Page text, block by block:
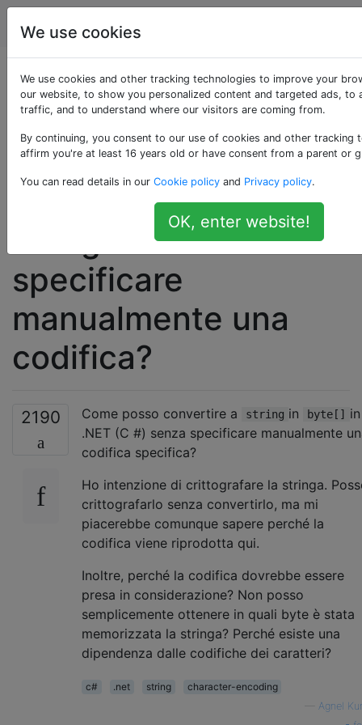
Programmazione
Come posso ottenere
una
rappresentazione in
byte coerente delle
stringhe in C # senza
specificare
manualmente una
codifica?
2190 Come posso convertire a string in byte[] in
.NET (C #) senza specificare manualmente
codifica specifica?
Ho intenzione di crittografare la stringa.
crittografarlo senza convertirlo, ma mi
piacerebbe comunque sapere perché la
codifica viene riprodotta qui.
Inoltre, perché la codifica dovrebbe essere
presa in considerazione? Non posso
semplicemente ottenere in quali byte è stata
memorizzata la stringa? Perché esiste una
dipendenza dalle codifiche dei caratteri?
c# .net string
character-encoding
Agnel
We use cookies
We use cookies and other tracking technologies to improve your
our website, to show you personalized content and targeted ads, to
traffic, and to understand where our visitors are coming from.
By continuing, you consent to our use of cookies and other tracking
affirm you're at least 16 years old or have consent from a parent or
You can read details in our Cookie policy and Privacy policy.
OK, enter website!